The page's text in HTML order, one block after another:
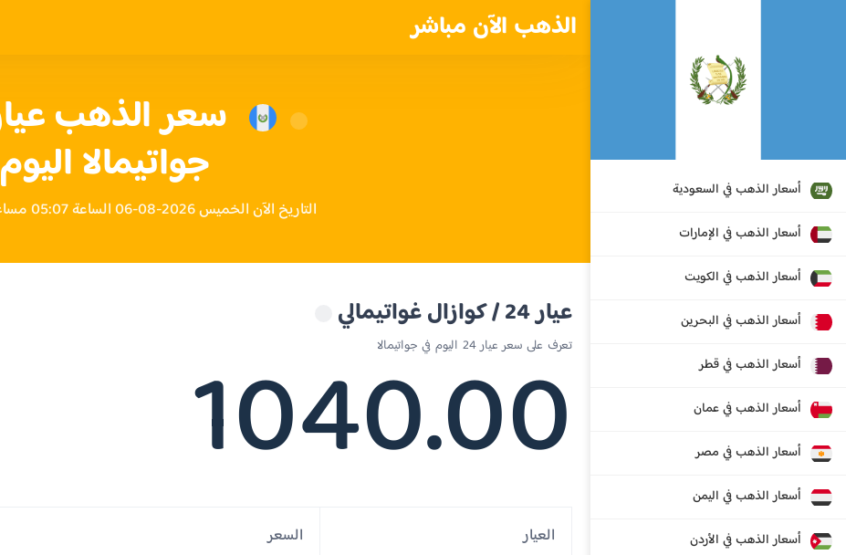
الذهب الآن مباشر
أسعار الذهب في السعودية
أسعار الذهب في الإمارات
أسعار الذهب في الكويت
أسعار الذهب في البحرين
أسعار الذهب في قطر
أسعار الذهب في عمان
أسعار الذهب في مصر
أسعار الذهب في اليمن
أسعار الذهب في الأردن
جواتيمالا اليوم
التاريخ الآن الخميس 2026-08-06 الساعة 05:07 مساءً بتوقيت جواتيمالا
عيار 24 / كوازال غواتيمالي
تعرف على سعر عيار 24 اليوم في جواتيمالا
1040.00
العيار السعر